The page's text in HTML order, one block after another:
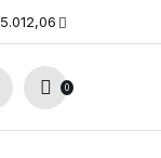
5.012,06
0